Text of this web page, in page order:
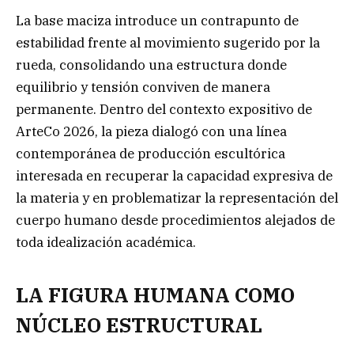
La base maciza introduce un contrapunto de
estabilidad frente al movimiento sugerido por la
rueda, consolidando una estructura donde
equilibrio y tensión conviven de manera
permanente. Dentro del contexto expositivo de
ArteCo 2026, la pieza dialogó con una línea
contemporánea de producción escultórica
interesada en recuperar la capacidad expresiva de
la materia y en problematizar la representación del
cuerpo humano desde procedimientos alejados de
toda idealización académica.
LA FIGURA HUMANA COMO
NÚCLEO ESTRUCTURAL